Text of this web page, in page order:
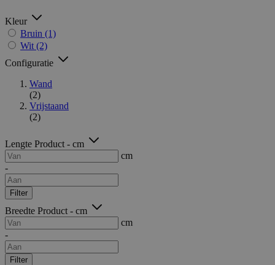
Kleur
Bruin (1)
Wit (2)
Configuratie
Wand
(2)
Vrijstaand
(2)
Lengte Product - cm
cm
-
Filter
Breedte Product - cm
cm
-
Filter